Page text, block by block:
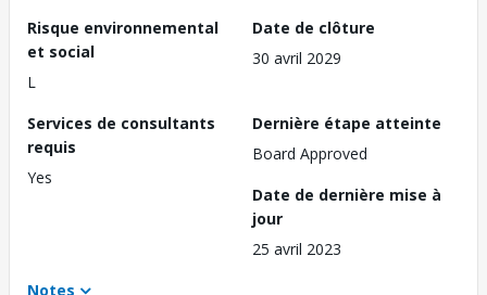
Risque environnemental
et social
L
Date de clôture
30 avril 2029
Services de consultants
requis
Yes
Dernière étape atteinte
Board Approved
Date de dernière mise à
jour
25 avril 2023
Notes